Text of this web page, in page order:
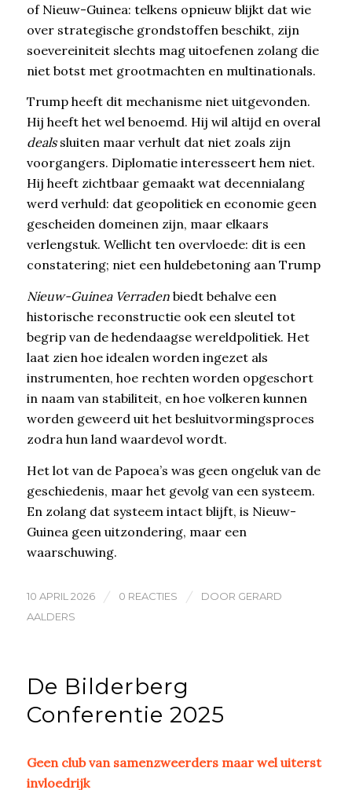
of Nieuw-Guinea: telkens opnieuw blijkt dat wie
over strategische grondstoffen beschikt, zijn
soevereiniteit slechts mag uitoefenen zolang die
niet botst met grootmachten en multinationals.
Trump heeft dit mechanisme niet uitgevonden.
Hij heeft het wel benoemd. Hij wil altijd en overal
dealssluiten maar verhult dat niet zoals zijn
voorgangers. Diplomatie interesseert hem niet.
Hij heeft zichtbaar gemaakt wat decennialang
werd verhuld: dat geopolitiek en economie geen
gescheiden domeinen zijn, maar elkaars
verlengstuk. Wellicht ten overvloede: dit is een
constatering; niet een huldebetoning aan Trump
Nieuw-Guinea Verradenbiedt behalve een
historische reconstructie ook een sleutel tot
begrip van de hedendaagse wereldpolitiek. Het
laat zien hoe idealen worden ingezet als
instrumenten, hoe rechten worden opgeschort
in naam van stabiliteit, en hoe volkeren kunnen
worden geweerd uit het besluitvormingsproces
zodra hun land waardevol wordt.
Het lot van de Papoea’s was geen ongeluk van de
geschiedenis, maar het gevolg van een systeem.
En zolang dat systeem intact blijft, is Nieuw-
Guinea geen uitzondering, maar een
waarschuwing.
10 APRIL 2026 / 0 REACTIES / DOOR GERARD
AALDERS
De Bilderberg
Conferentie 2025
Geen club van samenzweerders maar wel uiterst
invloedrijk